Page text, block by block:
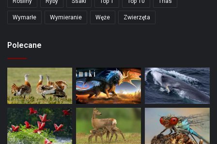
Wymarłe Wymieranie Węże Zwierzęta
Polecane